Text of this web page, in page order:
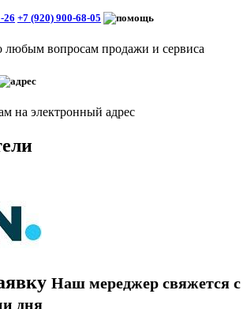
26 +7 (920) 900-68-05
любым вопросам продажи и сервиса
на электронный адрес
Наш мереджер свяжется с
дня